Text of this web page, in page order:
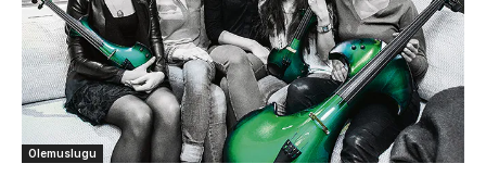
Olemuslugu